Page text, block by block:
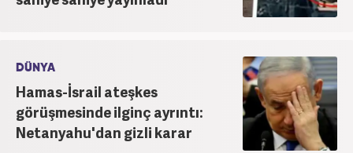
DÜNYA
Hamas-İsrail ateşkes
görüşmesinde ilginç ayrıntı:
Netanyahu'dan gizli karar